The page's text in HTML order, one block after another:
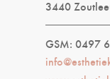
3440
GSM: 0497